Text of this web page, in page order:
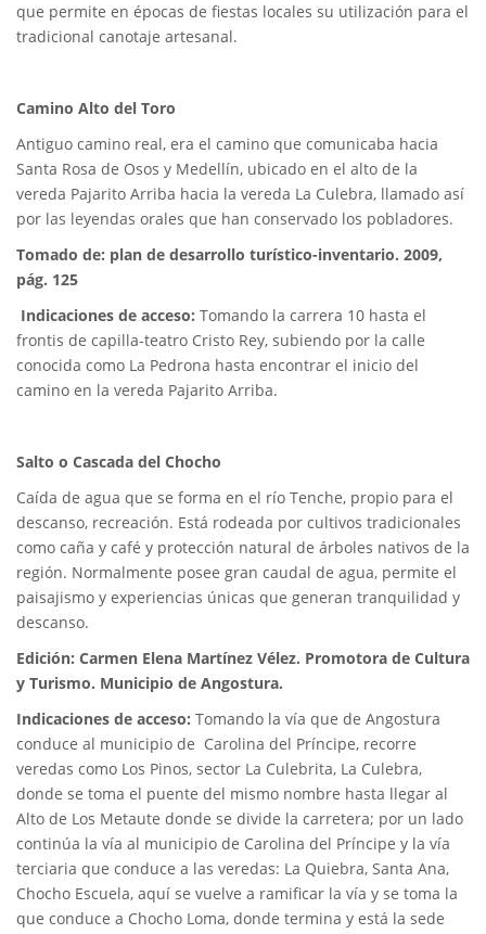
que permite en épocas de fiestas locales su utilización para el
tradicional canotaje artesanal.
Camino Alto del Toro
Antiguo camino real, era el camino que comunicaba hacia
Santa Rosa de Osos y Medellín, ubicado en el alto de la
vereda Pajarito Arriba hacia la vereda La Culebra, llamado así
por las leyendas orales que han conservado los pobladores.
Tomado de: plan de desarrollo turístico-inventario. 2009,
pág. 125
Indicaciones de acceso: Tomando la carrera 10 hasta el
frontis de capilla-teatro Cristo Rey, subiendo por la calle
conocida como La Pedrona hasta encontrar el inicio del
camino en la vereda Pajarito Arriba.
Salto o Cascada del Chocho
Caída de agua que se forma en el río Tenche, propio para el
descanso, recreación. Está rodeada por cultivos tradicionales
como caña y café y protección natural de árboles nativos de la
región. Normalmente posee gran caudal de agua, permite el
paisajismo y experiencias únicas que generan tranquilidad y
descanso.
Edición: Carmen Elena Martínez Vélez. Promotora de Cultura
y Turismo. Municipio de Angostura.
Indicaciones de acceso: Tomando la vía que de Angostura
conduce al municipio de Carolina del Príncipe, recorre
veredas como Los Pinos, sector La Culebrita, La Culebra,
donde se toma el puente del mismo nombre hasta llegar al
Alto de Los Metaute donde se divide la carretera; por un lado
continúa la vía al municipio de Carolina del Príncipe y la vía
terciaria que conduce a las veredas: La Quiebra, Santa Ana,
Chocho Escuela, aquí se vuelve a ramificar la vía y se toma la
que conduce a Chocho Loma, donde termina y está la sede